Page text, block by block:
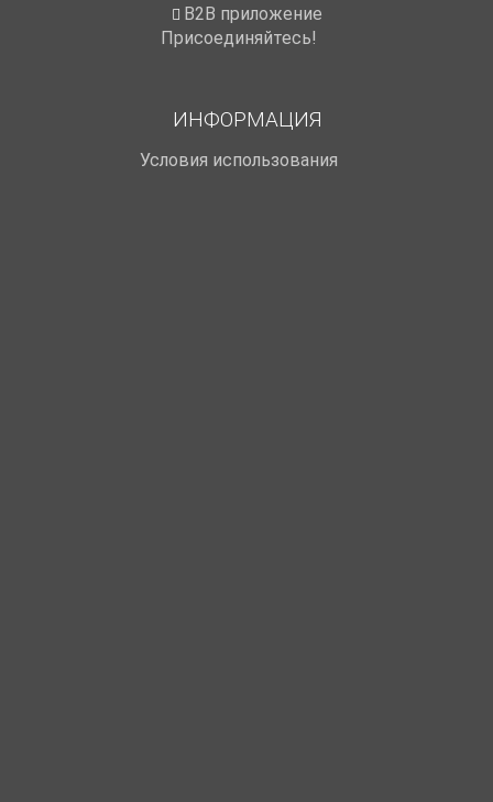
B2B приложение
Присоединяйтесь!
ИНФОРМАЦИЯ
Условия использования